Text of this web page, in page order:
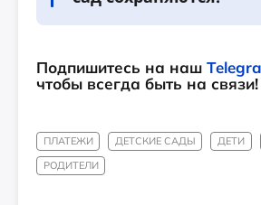
Подпишитесь на наш
чтобы всегда быть на связи!
ПЛАТЕЖИ ДЕТСКИЕ САДЫ ДЕТИ
РОДИТЕЛИ